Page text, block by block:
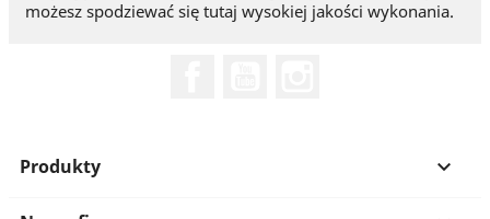
możesz spodziewać się tutaj wysokiej jakości wykonania.
Produkty 